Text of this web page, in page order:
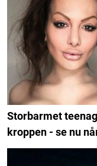
Storbarmet
kroppen - se nu